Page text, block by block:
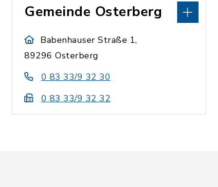
Gemeinde Osterberg
Babenhauser Straße 1,
89296 Osterberg
0 83 33/9 32 30
0 83 33/9 32 32